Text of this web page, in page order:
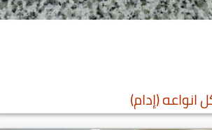
انواعه (إدام)